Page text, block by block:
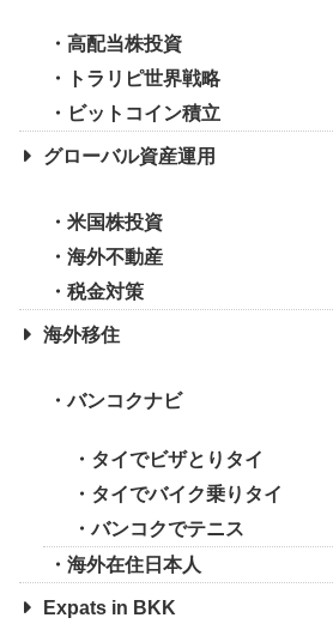
高配当株投資
トラリピ世界戦略
ビットコイン積立
グローバル資産運用
米国株投資
海外不動産
税金対策
海外移住
バンコクナビ
タイでビザとりタイ
タイでバイク乗りタイ
バンコクでテニス
海外在住日本人
Expats in BKK